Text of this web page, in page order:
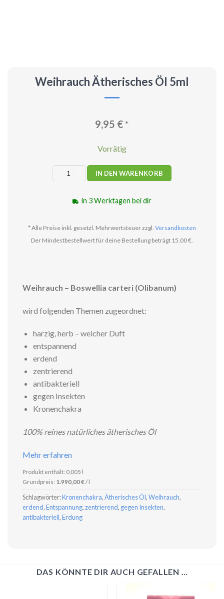
Weihrauch Ätherisches Öl 5ml
9,95 €*
Vorrätig
Weihrauch Ätherisches Öl 5ml Menge
IN DEN WARENKORB
in 3 Werktagen bei dir
* Alle Preise inkl. gesetzl. Mehrwertsteuer zzgl. Versandkosten
Der Mindestbestellwert für deine Bestellung beträgt 15,00 €.
Weihrauch – Boswellia carteri (Olibanum)
wird folgenden Themen zugeordnet:
harzig, herb – weicher Duft
entspannend
erdend
zentrierend
antibakteriell
gegen Insekten
Kronenchakra
100% reines natürliches ätherisches Öl
Mehr erfahren
Produkt enthält: 0,005 l
Grundpreis: 1.990,00€/ l
Schlagwörter:Kronenchakra,Ätherisches Öl,Weihrauch,
erdend,Entspannung,zentrierend, gegen Insekten,
antibakteriell,Erdung
DAS KÖNNTE DIR AUCH GEFALLEN …